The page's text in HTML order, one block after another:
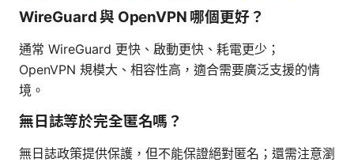
WireGuard 與 OpenVPN 哪個更好？
通常 WireGuard 更快、啟動更快、耗電更少；
OpenVPN 規模大、相容性高，適合需要廣泛支援的情
境。
無日誌等於完全匿名嗎？
無日誌政策提供保護，但不能保證絕對匿名；還需注意瀏